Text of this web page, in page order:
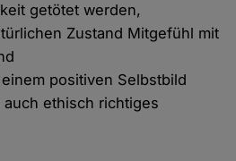
getötet werden,
Zustand Mitgefühl mit
positiven Selbstbild
ethisch richtiges